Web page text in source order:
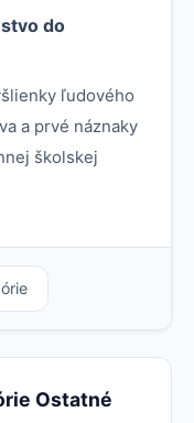
do
ľudového
a prvé náznaky
školskej
Ostatné